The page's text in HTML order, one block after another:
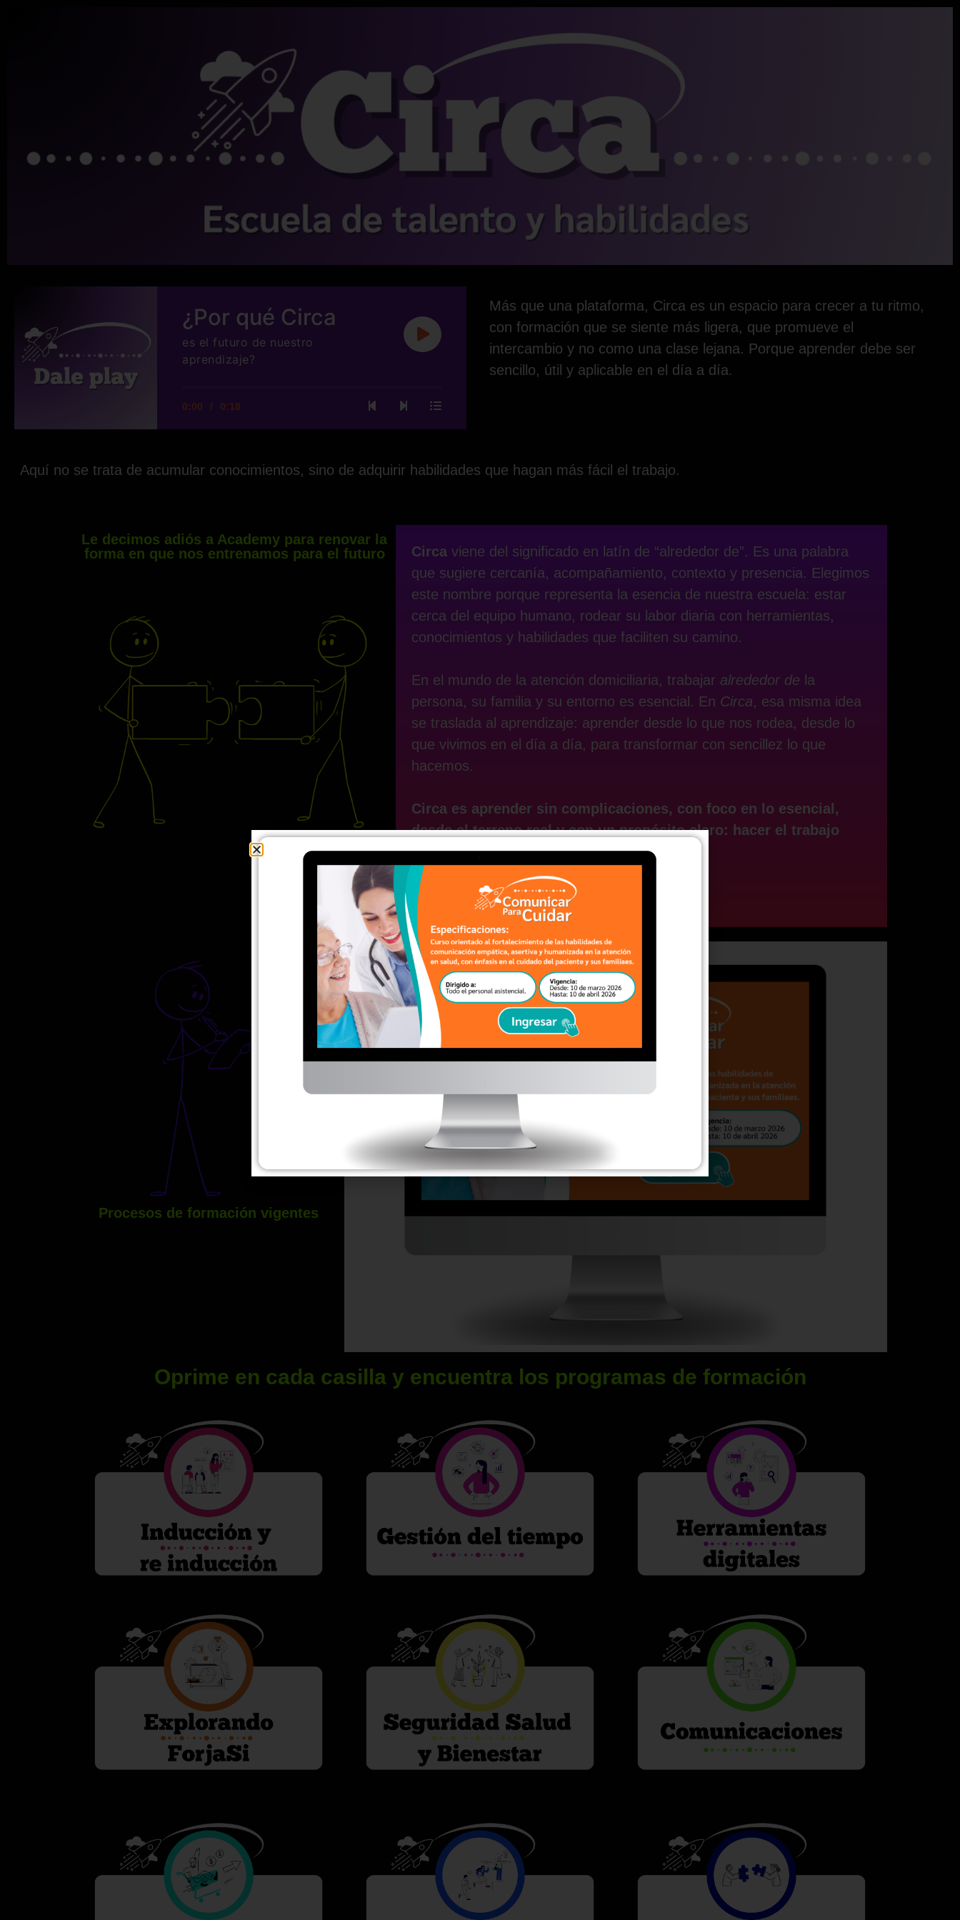
¿Por qué Circa
es el futuro de nuestro
aprendizaje?
0:00 / 0:18
Más que una plataforma, Circa es un espacio para crecer a tu ritmo,
con formación que se siente más ligera, que promueve el
intercambio y no como una clase lejana. Porque aprender debe ser
sencillo, útil y aplicable en el día a día.
Aquí no se trata de acumular conocimientos, sino de adquirir habilidades que hagan más fácil el trabajo.
Le decimos adiós a Academy para renovar la
forma en que nos entrenamos para el futuro
Circa viene del significado en latín de “alrededor de”. Es una palabra
que sugiere cercanía, acompañamiento, contexto y presencia. Elegimos
este nombre porque representa la esencia de nuestra escuela: estar
cerca del equipo humano, rodear su labor diaria con herramientas,
conocimientos y habilidades que faciliten su camino.
En el mundo de la atención domiciliaria, trabajar alrededor de la
persona, su familia y su entorno es esencial. En Circa, esa misma idea
se traslada al aprendizaje: aprender desde lo que nos rodea, desde lo
que vivimos en el día a día, para transformar con sencillez lo que
hacemos.
Circa es aprender sin complicaciones, con foco en lo esencial,
desde el terreno real y con un propósito claro: hacer el trabajo
más humano, más fácil y más efectivo.
Conocer las diferentes categorias
Procesos de formación vigentes
Oprime en cada casilla y encuentra los programas de formación